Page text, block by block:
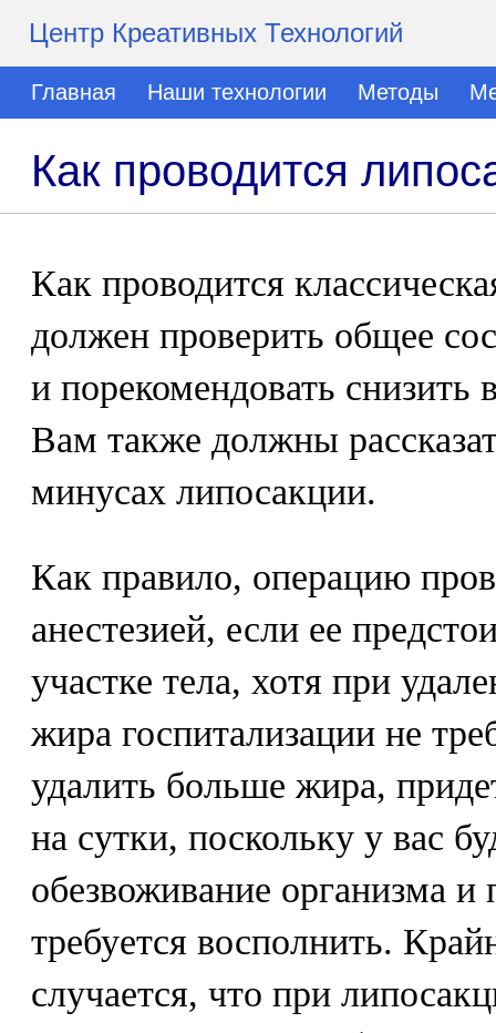
Центр Креативных Технологий
Главная Наши технологии Методы
Как проводится
Как проводится
должен проверить общее
и порекомендовать снизить
Вам также должны
минусах липосакции.
Как правило, операцию
анестезией, если ее
участке тела, хотя при
жира госпитализации не
удалить больше жира,
на сутки, поскольку у вас
обезвоживание организма
требуется восполнить.
случается, что при